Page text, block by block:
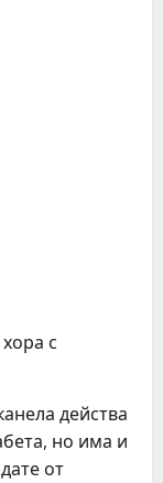
с
действа
но има и
от